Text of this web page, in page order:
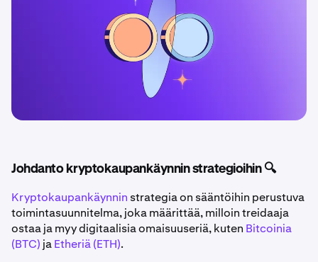
Johdanto kryptokaupankäynnin strategioihin 🔍
Kryptokaupankäynnin strategia on sääntöihin perustuva
toimintasuunnitelma, joka määrittää, milloin treidaaja
ostaa ja myy digitaalisia omaisuuseriä, kuten Bitcoinia
(BTC) jaEtheriä (ETH).